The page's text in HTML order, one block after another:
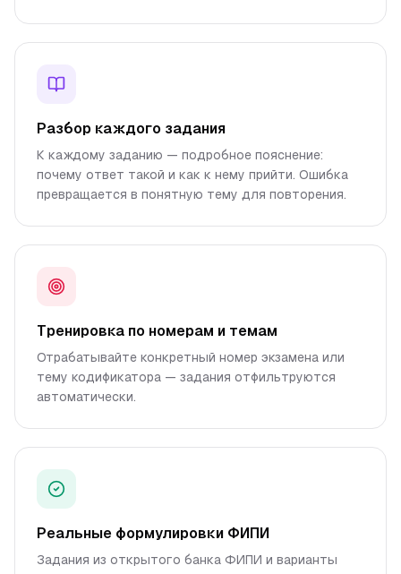
Разбор каждого задания
К каждому заданию — подробное пояснение:
почему ответ такой и как к нему прийти. Ошибка
превращается в понятную тему для повторения.
Тренировка по номерам и темам
Отрабатывайте конкретный номер экзамена или
тему кодификатора — задания отфильтруются
автоматически.
Реальные формулировки ФИПИ
Задания из открытого банка ФИПИ и варианты